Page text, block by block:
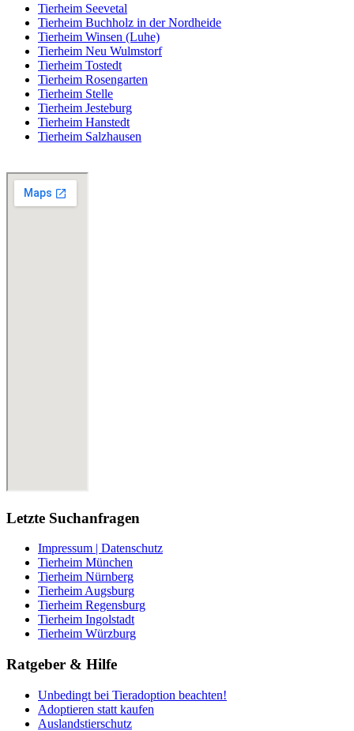
Tierheim Seevetal
Tierheim Buchholz in der Nordheide
Tierheim Winsen (Luhe)
Tierheim Neu Wulmstorf
Tierheim Tostedt
Tierheim Rosengarten
Tierheim Stelle
Tierheim Jesteburg
Tierheim Hanstedt
Tierheim Salzhausen
Letzte Suchanfragen
Impressum | Datenschutz
Tierheim München
Tierheim Nürnberg
Tierheim Augsburg
Tierheim Regensburg
Tierheim Ingolstadt
Tierheim Würzburg
Ratgeber & Hilfe
Unbedingt bei Tieradoption beachten!
Adoptieren statt kaufen
Auslandstierschutz